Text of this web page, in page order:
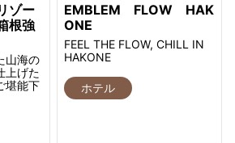
ゾー
根強
山海の
上げた
堪能下
EMBLEM FLOW HAK
ONE
FEEL THE FLOW, CHILL IN
HAKONE
ホテル